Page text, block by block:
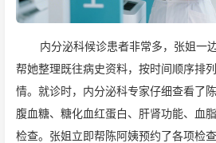
内分泌科候诊患者非常多，张姐一
帮她整理既往病史资料，按时间顺序排
情。就诊时，内分泌科专家仔细查看了
腹血糖、糖化血红蛋白、肝肾功能、血
检查。张姐立即帮陈阿姨预约了各项检